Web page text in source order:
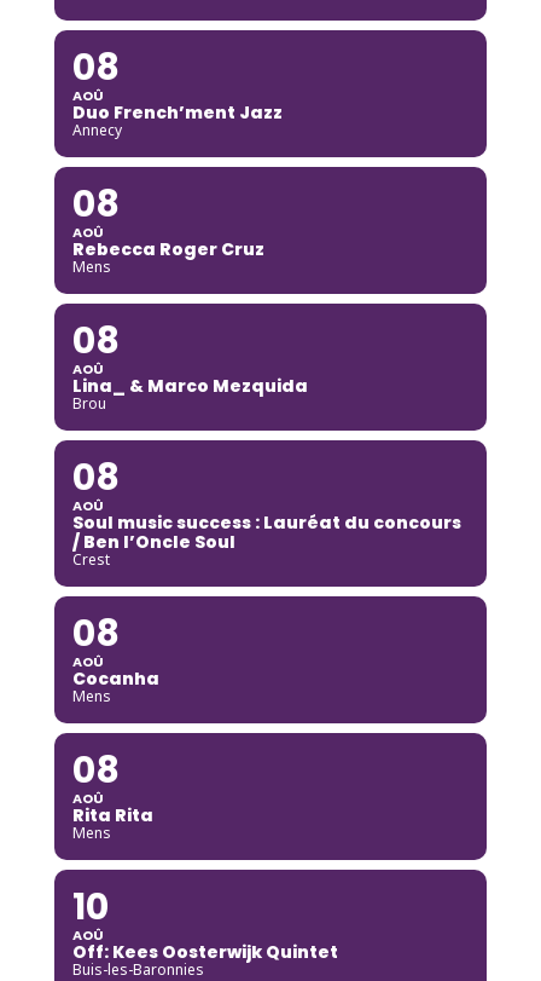
08
AOÛ
Duo French’ment Jazz
Annecy
08
AOÛ
Rebecca Roger Cruz
Mens
08
AOÛ
Lina_ & Marco Mezquida
Brou
08
AOÛ
Soul music success : Lauréat du concours
/ Ben l’Oncle Soul
Crest
08
AOÛ
Cocanha
Mens
08
AOÛ
Rita Rita
Mens
10
AOÛ
Off: Kees Oosterwijk Quintet
Buis-les-Baronnies